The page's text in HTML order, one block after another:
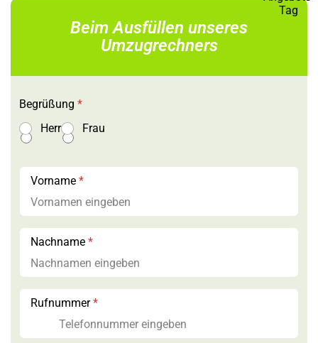
Beim Ausfüllen unseres
Umzugrechners
Begrüßung *
Herr
Frau
n
a
Vorname *
Nachname *
Rufnummer*